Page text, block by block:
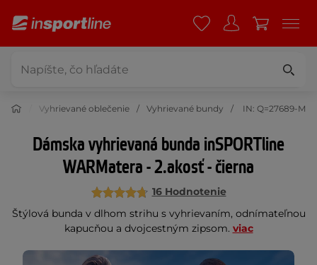
Vyhrievané oblečenie Vyhrievané bundy IN: Q=27689-M
Dámska vyhrievaná bunda inSPORTline
WARMatera - 2.akosť - čierna
16 Hodnotenie
Štýlová bunda v dlhom strihu s vyhrievaním, odnímateľnou
kapucňou a dvojcestným zipsom. viac